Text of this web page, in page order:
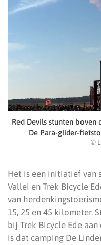
Red Devils stunten boven
De Para-glider-
©
Het is een initiatief van
Vallei en Trek Bicycle
van
15, 25 en 45 kilometer.
bij Trek Bicycle Ede
is dat camping De